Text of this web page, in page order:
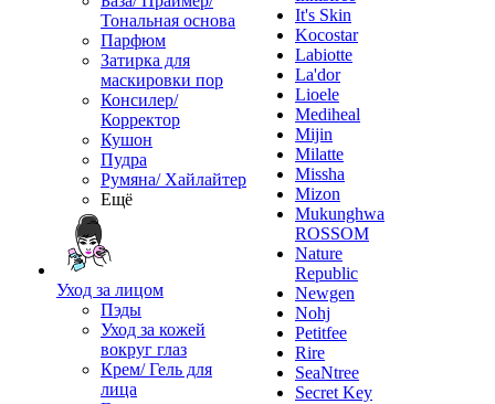
Тональная основа
Парфюм
Затирка для
маскировки пор
Консилер/
Корректор
Кушон
Пудра
Румяна/ Хайлайтер
Ещё
Уход за лицом
Пэды
Уход за кожей
вокруг глаз
Крем/ Гель для
лица
It's Skin
Kocostar
Labiotte
La'dor
Lioele
Mediheal
Mijin
Milatte
Missha
Mizon
Mukunghwa
ROSSOM
Nature
Republic
Newgen
Nohj
Petitfee
Rire
SeaNtree
Secret Key